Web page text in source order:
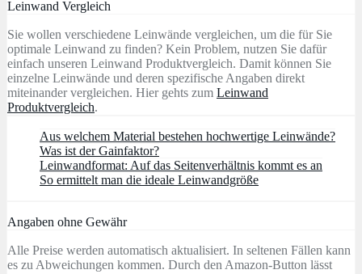
Leinwand Vergleich
Sie wollen verschiedene Leinwände vergleichen, um die für Sie
optimale Leinwand zu finden? Kein Problem, nutzen Sie dafür
einfach unseren Leinwand Produktvergleich. Damit können Sie
einzelne Leinwände und deren spezifische Angaben direkt
miteinander vergleichen. Hier gehts zum Leinwand
Produktvergleich.
Aus welchem Material bestehen hochwertige Leinwände?
Was ist der Gainfaktor?
Leinwandformat: Auf das Seitenverhältnis kommt es an
So ermittelt man die ideale Leinwandgröße
Angaben ohne Gewähr
Alle Preise werden automatisch aktualisiert. In seltenen Fällen kann
es zu Abweichungen kommen. Durch den Amazon-Button lässt